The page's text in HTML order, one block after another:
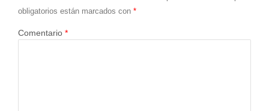
obligatorios están marcados con *
Comentario *